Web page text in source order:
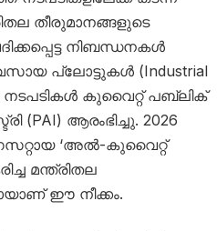
തീരുമാനങ്ങളുടെ
നിബന്ധനകൾ
പ്ലോട്ടുകൾ (Industrial
നടപടികൾ കുവൈറ്റ് പബ്ലിക്
(PAI) ആരംഭിച്ചു. 2026
‘അൽ-കുവൈറ്റ്
മന്ത്രിതല
ഈ നീക്കം.